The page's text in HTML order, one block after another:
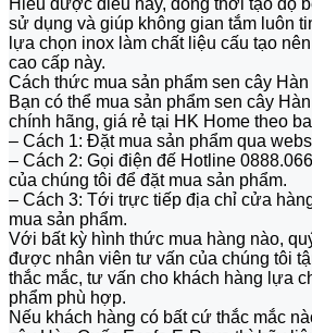
Hiểu được điều này, đồng thời tạo độ
sử dụng và giúp không gian tắm luôn
lựa chọn inox làm chất liệu cấu tạo
cao cấp này.
Cách thức mua sản phẩm sen cây Hàn
Bạn có thể mua sản phẩm sen cây
chính hãng, giá rẻ tại HK Home theo
– Cách 1: Đặt mua sản phẩm qua
– Cách 2: Gọi điện đế Hotline
của chúng tôi để đặt mua sản phẩm.
– Cách 3: Tới trực tiếp địa chỉ cửa
mua sản phẩm.
Với bất kỳ hình thức mua hàng nào,
được nhân viên tư vấn của chúng tôi
thắc mắc, tư vấn cho khách hàng lựa
phẩm phù hợp.
Nếu khách hàng có bất cứ thắc mắc